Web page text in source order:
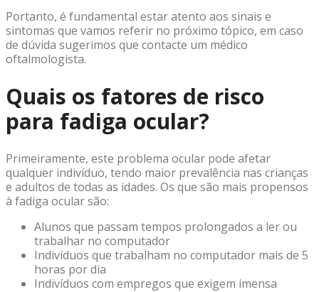
Portanto, é fundamental estar atento aos sinais e
sintomas que vamos referir no próximo tópico, em caso
de dúvida sugerimos que contacte um médico
oftalmologista.
Quais os fatores de risco
para fadiga ocular?
Primeiramente, este problema ocular pode afetar
qualquer indivíduo, tendo maior prevalência nas crianças
e adultos de todas as idades. Os que são mais propensos
à fadiga ocular são:
Alunos que passam tempos prolongados a ler ou
trabalhar no computador
Indivíduos que trabalham no computador mais de 5
horas por dia
Indivíduos com empregos que exigem imensa